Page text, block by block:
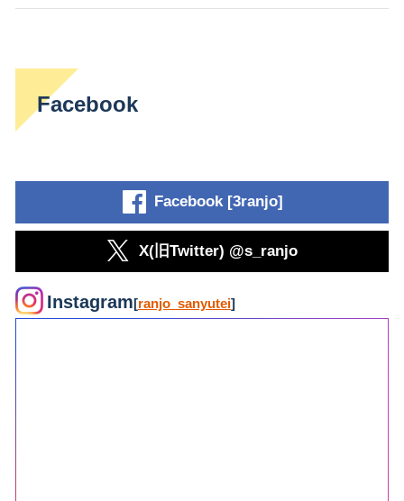
Facebook
Facebook [3ranjo]
X(旧Twitter) @s_ranjo
Instagram[ranjo_sanyutei]